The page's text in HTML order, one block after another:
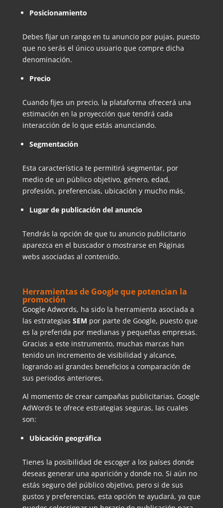
Posicionamiento
Debes fijar un rango en tu anuncio por pujas, puesto
que no serás el único usuario que compre dicha
denominación.
Precio
Cuando fijes un precio, la plataforma ofrecerá una
estimación en la proyección que tendrá cada
interacción de lo que estás anunciando.
Segmentación
Esta característica te permitirá segmentar, por
medio de un público objetivo, género, edad,
profesión, preferencias, ubicación y mucho más.
Lugar de publicación del anuncio
Tendrás la opción de que tu anuncio publicitario
aparezca en el buscador o mostrarse en Páginas
webs asociadas al contenido.
Herramientas de Google que potencian la
promoción
Google Adwords, ha sido la herramienta asociada a
las estrategias SEM por parte de Google, puesto que
es la preferida por medianas y pequeñas empresas.
Gracias a este instrumento, muchas marcas han
tenido un incremento de visibilidad y alcance,
logrando así grandes beneficios a comparación de
sus periodos anteriores.
Al momento de crear campañas publicitarias, Google
AdWords te ofrece estrategias seguras, las cuales
son:
Ubicación geográfica
Tienes la posibilidad de escoger a los países donde
deseas generar una aparición y donde no. Si aún no
estás seguro del público objetivo, pero si de sus
gustos y preferencias, esta opción te ayudará, ya que